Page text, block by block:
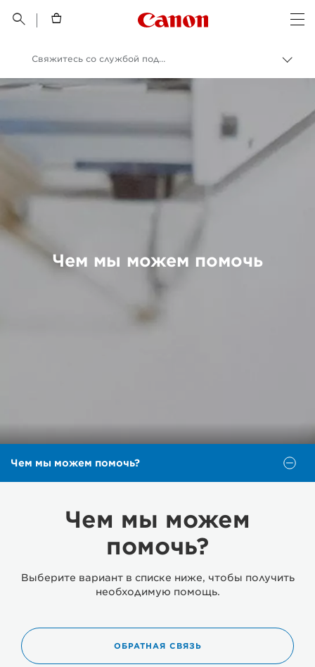
 
Canon Logo, back
Canon
Онлайн-поддержка по потребительской продукции
Свяжитесь со службой поддержки
Чем мы можем помочь
Чем мы можем помочь?
Чем мы можем
помочь?
Выберите вариант в списке ниже, чтобы получить
необходимую помощь.
ОБРАТНАЯ СВЯЗЬ